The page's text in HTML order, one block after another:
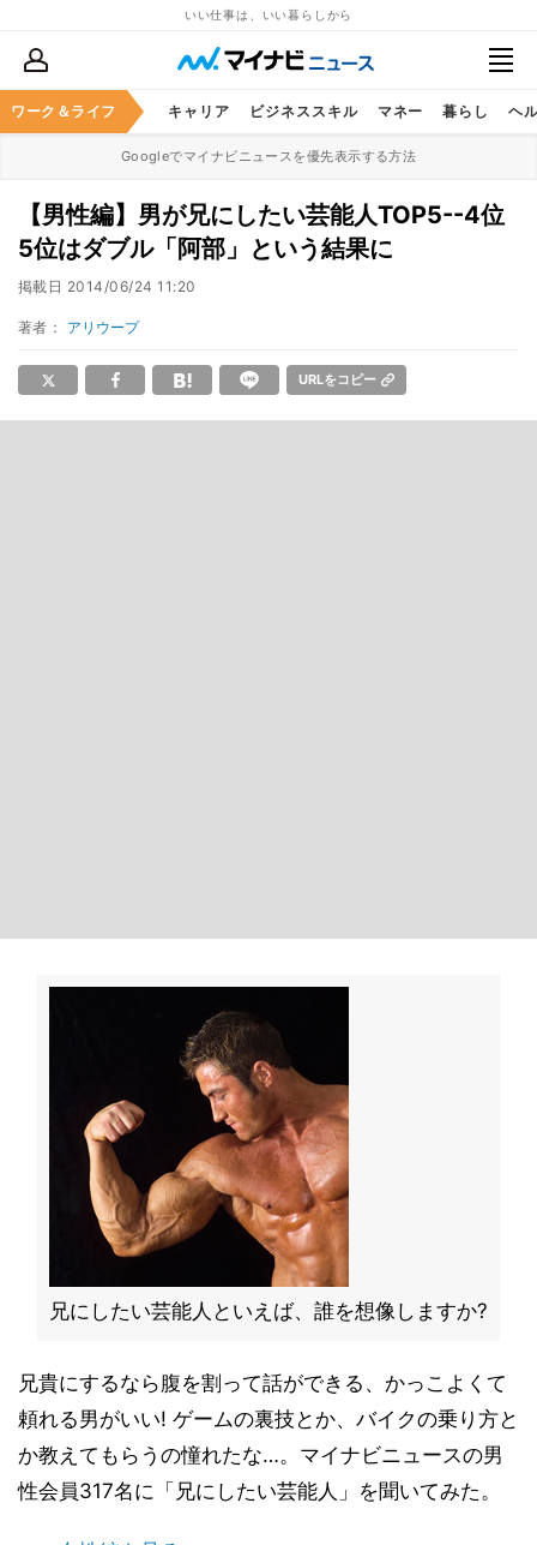
いい仕事は、いい暮らしから
ワーク＆ライフ キャリア ビジネススキル マネー 暮らし ヘ
Googleでマイナビニュースを優先表示する方法
【男性編】男が兄にしたい芸能人TOP5--4位
5位はダブル「阿部」という結果に
掲載日 2014/06/24 11:20
著者： アリウープ
URLをコピー
兄にしたい芸能人といえば、誰を想像しますか?
兄貴にするなら腹を割って話ができる、かっこよくて
頼れる男がいい! ゲームの裏技とか、バイクの乗り方と
か教えてもらうの憧れたな…。マイナビニュースの男
性会員317名に「兄にしたい芸能人」を聞いてみた。